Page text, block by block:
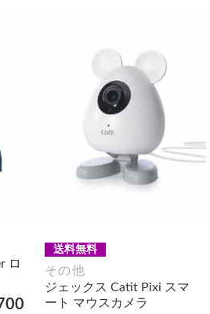
ロ
送料無料
その他
ジェックス Catit Pixi スマ
ート マウスカメラ